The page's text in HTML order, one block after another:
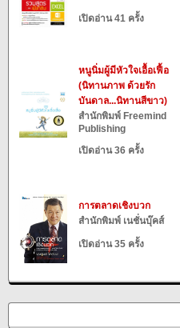
เปิดอ่าน 41 ครั้ง
หนูนิ่มผู้มีหัวใจเอื้อเฟื้อ
(นิทานภาพ ด้วยรัก
บันดาล...นิทานสีขาว)
สำนักพิมพ์ Freemind
Publishing
เปิดอ่าน 36 ครั้ง
การตลาดเชิงบวก
สำนักพิมพ์ เนชั่นบุ๊คส์
เปิดอ่าน 35 ครั้ง